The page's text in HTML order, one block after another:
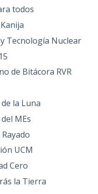
todos
Tecnología Nuclear
de Bitácora RVR
la Luna
MEs
UCM
Cero
la Tierra